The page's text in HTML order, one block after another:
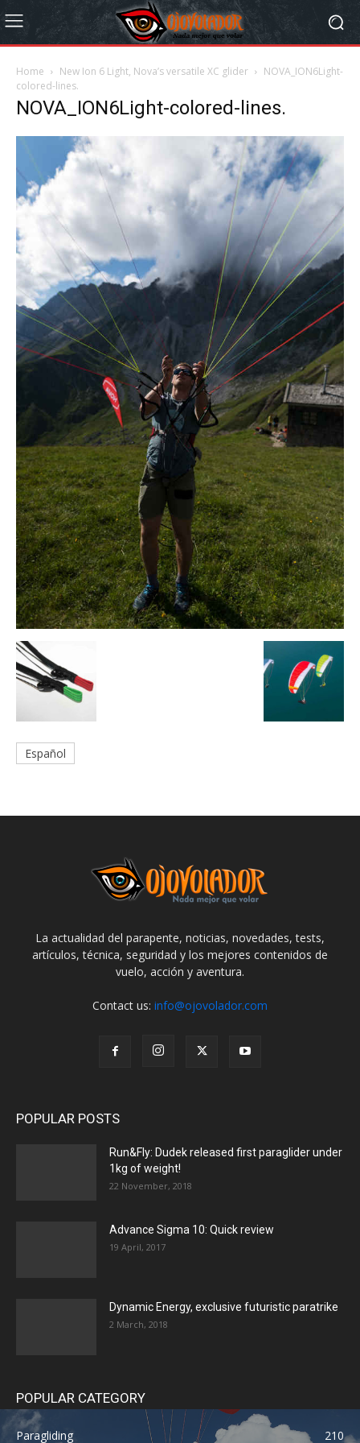
Home New Ion 6 Light, Nova’s versatile XC glider
NOVA_ION6Light-
colored-lines.
NOVA_ION6Light-colored-lines.
Español
La actualidad del parapente, noticias, novedades, tests,
artículos, técnica, seguridad y los mejores contenidos de
vuelo, acción y aventura.
Contact us: info@ojovolador.com
POPULAR POSTS
Run&Fly: Dudek released first paraglider under
1kg of weight!
22 November, 2018
Advance Sigma 10: Quick review
19 April, 2017
Dynamic Energy, exclusive futuristic paratrike
2 March, 2018
POPULAR CATEGORY
Paragliding 210